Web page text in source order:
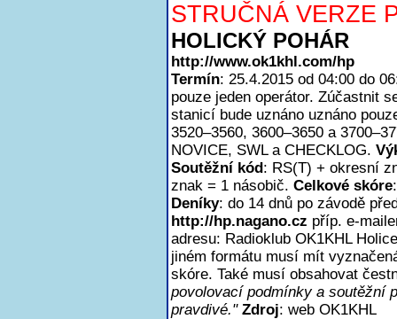
STRUČNÁ VERZE
HOLICKÝ POHÁR
http://www.ok1khl.com/hp
Termín: 25.4.2015 od 04:00 do
pouze jeden operátor. Zúčastnit
stanicí bude uznáno uznáno
3520–3560, 3600–3650 a
NOVICE, SWL a CHECKLOG.
Soutěžní kód: RS(T) + okresní
znak = 1 násobič. Celkové skóre
Deníky: do 14 dnů po závodě
http://hp.nagano.cz příp. e-
adresu: Radioklub OK1KHL
jiném formátu musí mít
skóre. Také musí obsahovat
povolovací podmínky a soutěžní
pravdivé." Zdroj: web OK1KHL